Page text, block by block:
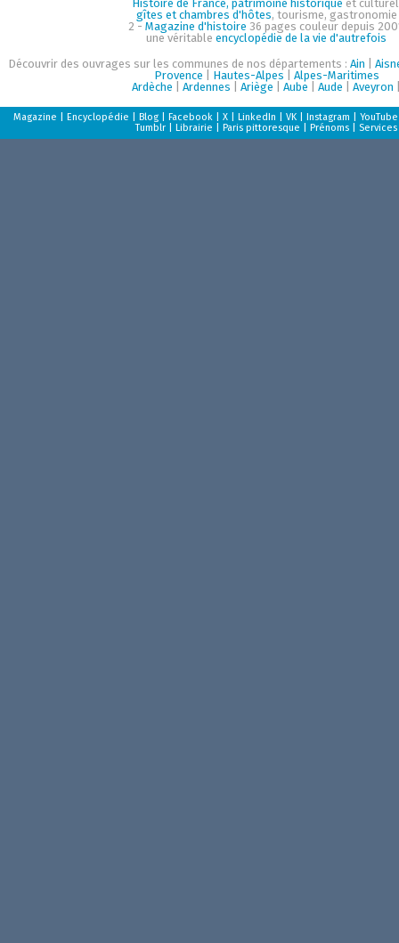
Histoire de France, patrimoine historique et
gîtes et chambres d'hôtes, tourisme, gastronomie
2 - Magazine d'histoire 36 pages couleur depuis
une véritableencyclopédie de la vie d'autrefois
Découvrir des ouvrages sur les communes de nos départements :Ain |
Provence
Hautes-Alpes
Alpes-Maritimes
Ardèche |Ardennes |Ariège |Aube |Aude |Aveyron
Magazine |Encyclopédie |Blog |Facebook |X |LinkedIn |VK |Instagram |YouTube
Tumblr |Librairie |Paris pittoresque |Prénoms Services